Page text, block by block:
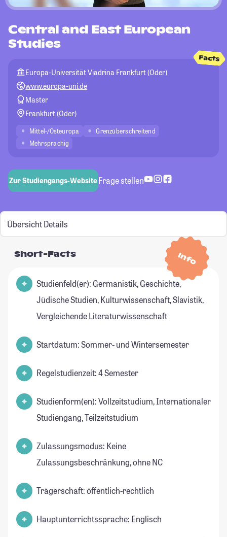
Central and East European
Studies
Facts
Europa-Universität Viadrina Frankfurt (Oder)
www.europa-uni.de
Master
Frankfurt (Oder)
Mittel-/Osteuropa
Grenzüberschreitend
Mehrsprachig
Zur Studiengangs-WebsiteFrage stellen
Übersicht Details
Info
Short-Facts
Studienfeld(er): Germanistik, Geschichte,
Jüdische Studien, Kulturwissenschaft, Slavistik,
Vergleichende Literaturwissenschaft
Startdatum: Sommer- und Wintersemester
Regelstudienzeit: 4 Semester
Studienform(en): Vollzeitstudium, Internationaler
Studiengang, Teilzeitstudium
Zulassungsmodus: Keine
Zulassungsbeschränkung, ohne NC
Trägerschaft: öffentlich-rechtlich
Hauptunterrichtssprache: Englisch